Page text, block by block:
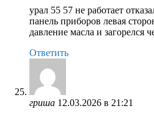
урал 55 57 не работает
панель приборов левая
давление масла и загорелся
Ответить
гриша 12.03.2026 в 21:21